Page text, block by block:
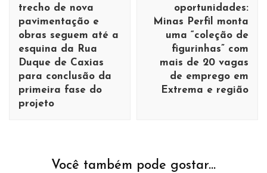
trecho de nova
pavimentação e
obras seguem até a
esquina da Rua
Duque de Caxias
para conclusão da
primeira fase do
projeto
oportunidades:
Minas Perfil monta
uma “coleção de
figurinhas” com
mais de 20 vagas
de emprego em
Extrema e região
Você também pode gostar...